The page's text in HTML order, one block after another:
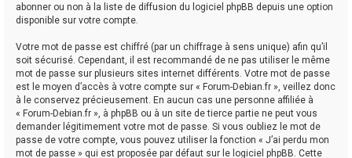
abonner ou non à la liste de diffusion du logiciel phpBB depuis une option
disponible sur votre compte.
Votre mot de passe est chiffré (par un chiffrage à sens unique) afin qu’il
soit sécurisé. Cependant, il est recommandé de ne pas utiliser le même
mot de passe sur plusieurs sites internet différents. Votre mot de passe
est le moyen d’accès à votre compte sur « Forum-Debian.fr », veillez donc
à le conservez précieusement. En aucun cas une personne affiliée à
« Forum-Debian.fr », à phpBB ou à un site de tierce partie ne peut vous
demander légitimement votre mot de passe. Si vous oubliez le mot de
passe de votre compte, vous pouvez utiliser la fonction « J’ai perdu mon
mot de passe » qui est proposée par défaut sur le logiciel phpBB. Cette